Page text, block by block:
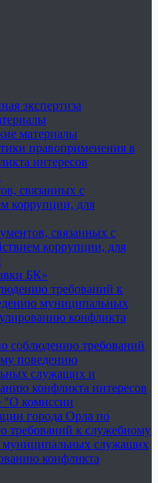
экспертиза
материалы
правоприменения в
интересов
связанных с
коррупции, для
связанных с
коррупции, для
БК»
требований к
муниципальных
конфликта
соблюдению требований
поведению
служащих и
конфликта интересов
"О комиссии
города Орла по
требований к служебному
служащих
конфликта